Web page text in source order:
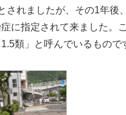
れましたが、その1年後、
に指定されて来ました。
類」と呼んでいるもので